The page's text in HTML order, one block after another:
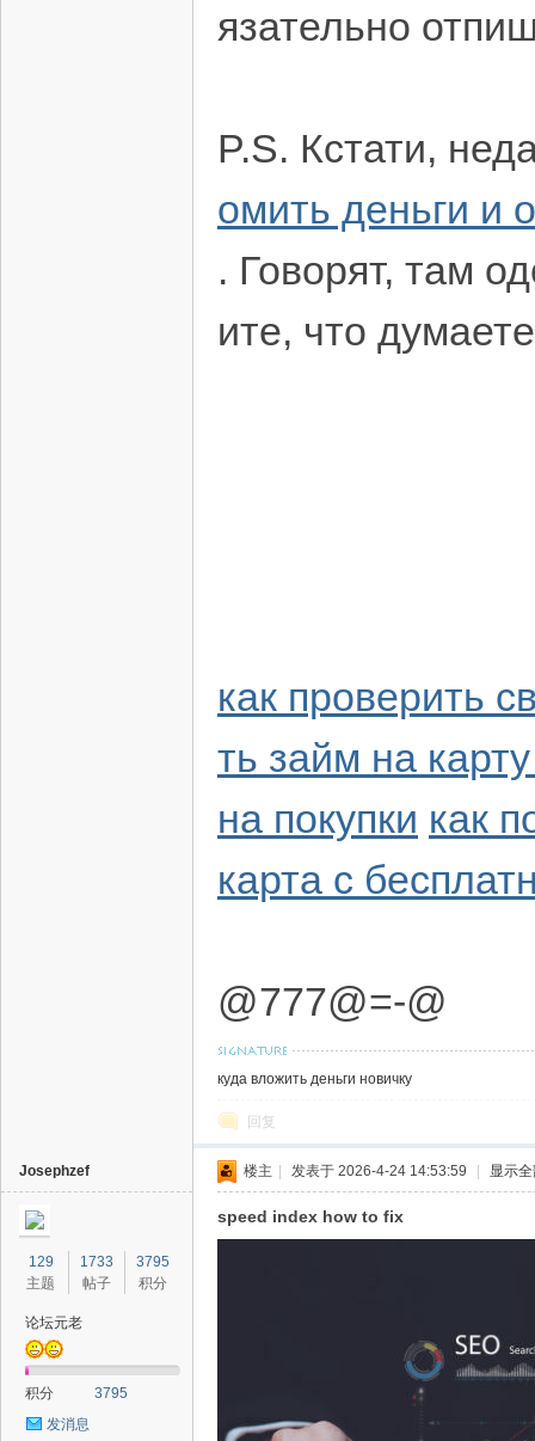
язательно
P.S. Кстати,
омить деньги и
. Говорят, там
ите, что
как проверить
ть займ на
на покупки как
карта с
@777@=-@
куда вложить деньги новичку
回复
Josephzef
129
主题
1733
帖子
3795
积分
论坛元老
积分
3795
发消息
楼主 发表于 2026-4-24 14:53:59 显示
speed index how to fix